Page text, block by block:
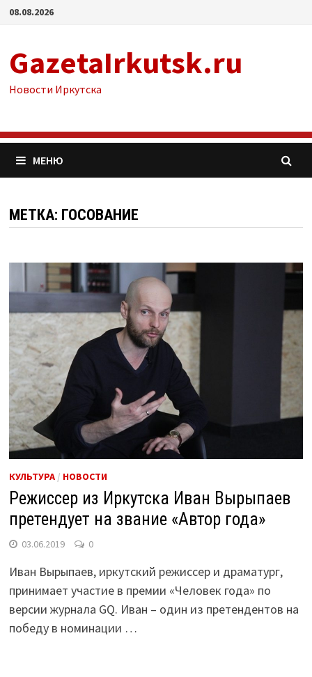
Перейти
08.08.2026
GazetaIrkutsk.ru
Новости Иркутска
МЕНЮ
МЕТКА: ГОСОВАНИЕ
КУЛЬТУРА/ НОВОСТИ
Режиссер из Иркутска Иван Вырыпаев
претендует на звание «Автор года»
03.06.2019 0
Иван Вырыпаев, иркутский режиссер и драматург,
принимает участие в премии «Человек года» по
версии журнала GQ. Иван – один из претендентов на
победу в номинации …